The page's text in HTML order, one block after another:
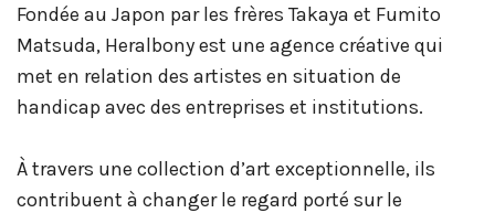
Fondée au Japon par les frères Takaya et Fumito
Matsuda, Heralbony est une agence créative qui
met en relation des artistes en situation de
handicap avec des entreprises et institutions.
À travers une collection d’art exceptionnelle, ils
contribuent à changer le regard porté sur le